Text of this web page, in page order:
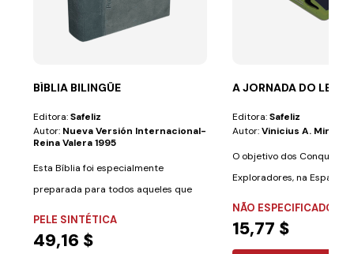
BÍBLIA BILINGÜE
Editora:Safeliz
Autor: Nueva Versión Internacional-
Reina Valera 1995
Esta Bíblia foi especialmente
preparada para todos aqueles que
desejam aprender...
PELE SINTÉTICA
49,16 $
A JORNADA DO
Editora:Safeliz
Autor:Vinicius A. Miranda
O objetivo dos
Exploradores, na Espanha)
NÃO ESPECIFICADO
15,77 $